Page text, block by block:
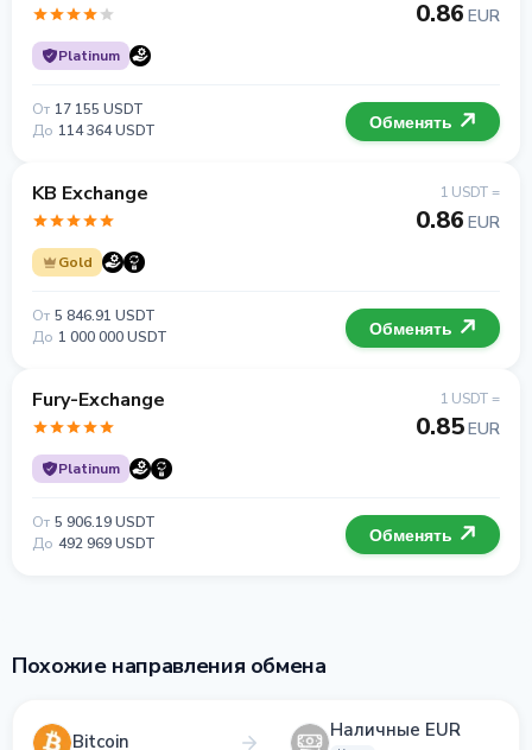
Platinum
0.86 EUR
От 17 155 USDT
До 114 364 USDT Обменять
KB Exchange
Gold
1 USDT =
0.86 EUR
От 5 846.91 USDT
До 1 000 000 USDT Обменять
Fury-Exchange
Platinum
1 USDT =
0.85EUR
От 5 906.19 USDT
До 492 969 USDT Обменять
Похожие направления обмена
Bitcoin Наличные EUR